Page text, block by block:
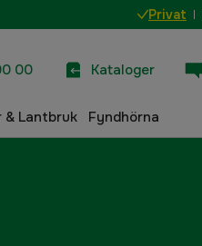
Privat
00 Kataloger
& Lantbruk Fyndhörna